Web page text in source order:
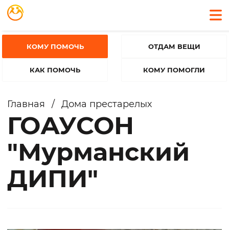
КОМУ ПОМОЧЬ
КАК ПОМОЧЬ
ОТДАМ ВЕЩИ
КОМУ ПОМОГЛИ
Главная / Дома престарелых
ГОАУСОН
"Мурманский
ДИПИ"